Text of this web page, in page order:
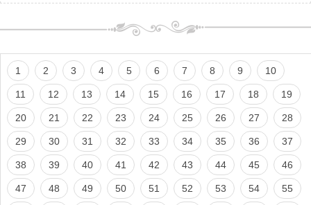
1 2 3 4 5 6 7 8 9 10
11 12 13 14 15 16 17 18 19
20 21 22 23 24 25 26 27 28
29 30 31 32 33 34 35 36 37
38 39 40 41 42 43 44 45 46
47 48 49 50 51 52 53 54 55